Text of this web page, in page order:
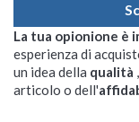
La tua opionione è
esperienza di
un idea della qualità
articolo o dell'